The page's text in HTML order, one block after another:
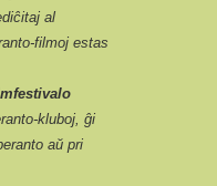
al
filmoj estas
kluboj, ĝi
aŭ pri